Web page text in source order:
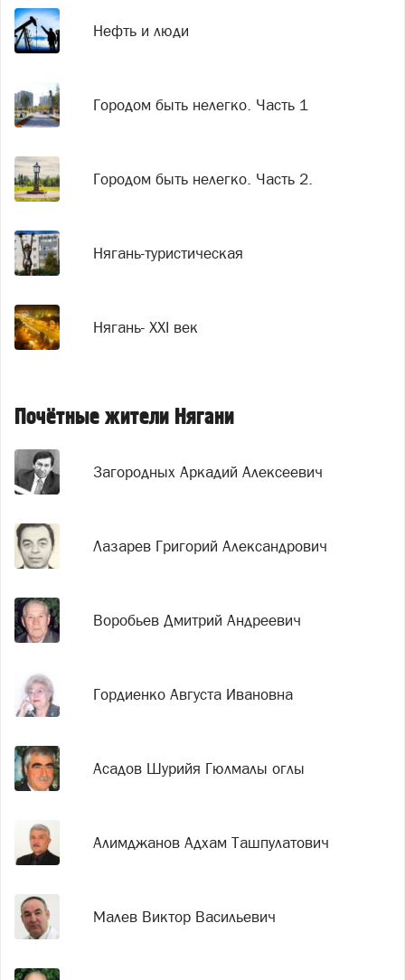
Нефть и люди
Городом быть нелегко. Часть 1
Городом быть нелегко. Часть 2.
Нягань-туристическая
Нягань- XXI век
Почётные жители Нягани
Загородных Аркадий Алексеевич
Лазарев Григорий Александрович
Воробьев Дмитрий Андреевич
Гордиенко Августа Ивановна
Асадов Шурийя Гюлмалы оглы
Алимджанов Адхам Ташпулатович
Малев Виктор Васильевич